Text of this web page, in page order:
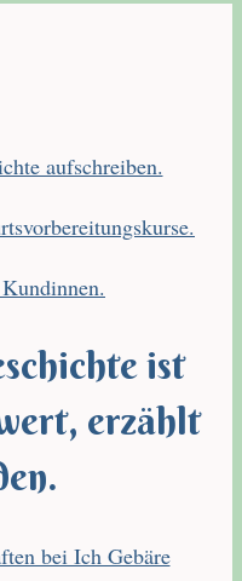
aufschreiben.
ist
erzählt
bei Ich Gebäre